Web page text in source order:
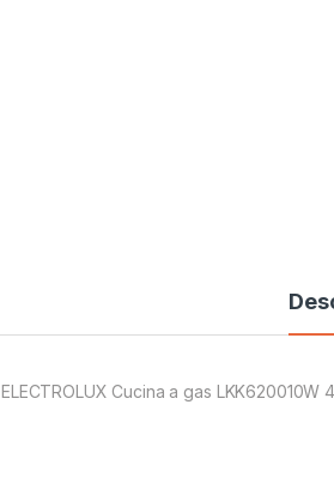
ELECTROLUX Cucina a gas